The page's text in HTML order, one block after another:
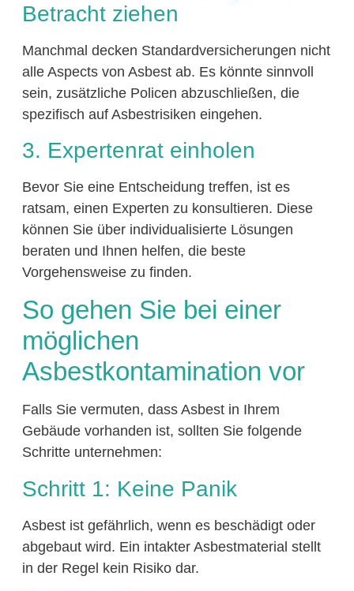
Betracht ziehen
Manchmal decken Standardversicherungen nicht
alle Aspects von Asbest ab. Es könnte sinnvoll
sein, zusätzliche Policen abzuschließen, die
spezifisch auf Asbestrisiken eingehen.
3. Expertenrat einholen
Bevor Sie eine Entscheidung treffen, ist es
ratsam, einen Experten zu konsultieren. Diese
können Sie über individualisierte Lösungen
beraten und Ihnen helfen, die beste
Vorgehensweise zu finden.
So gehen Sie bei einer
möglichen
Asbestkontamination vor
Falls Sie vermuten, dass Asbest in Ihrem
Gebäude vorhanden ist, sollten Sie folgende
Schritte unternehmen:
Schritt 1: Keine Panik
Asbest ist gefährlich, wenn es beschädigt oder
abgebaut wird. Ein intakter Asbestmaterial stellt
in der Regel kein Risiko dar.